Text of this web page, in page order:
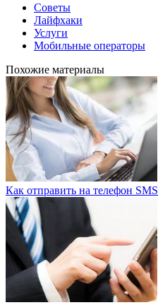
Советы
Лайфхаки
Услуги
Мобильные операторы
Похожие материалы
Как отправить на телефон